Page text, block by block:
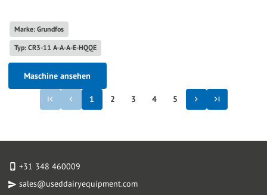
Marke: Grundfos
Typ: CR3-11 A-A-A-E-HQQE
Maschine ansehen
1 2 3 4 5
+31 348 460009
sales@useddairyequipment.com